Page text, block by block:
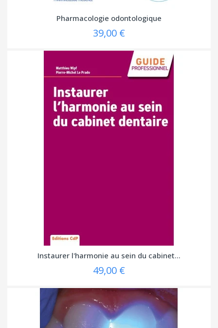
Pharmacologie odontologique
39,00 €
Instaurer l'harmonie au sein du cabinet...
49,00 €